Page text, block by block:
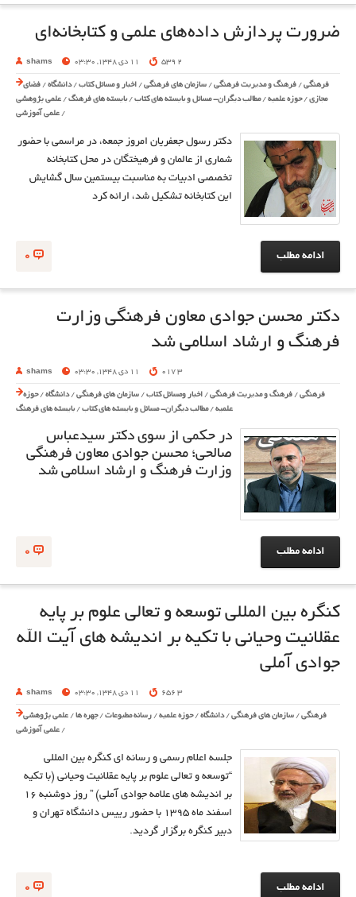
ضرورت پردازش داده‌های علمی و کتابخانه‌ای
shams 11 دی 1348, 03:30 2 539
فرهنگی / فرهنگ و مدیریت فرهنگی / سازمان های فرهنگی / اخبار و مسائل کتاب /دانشگاه / فضای
مجازی /حوزه علمیه /مطالب دیگران- مسائل و بایسته های کتاب /بایسته های فرهنگ / علمی پژوهشی
/ علمی آموزشی
دکتر رسول جعفریان امروز جمعه، در مراسمی با حضور
شماری از عالمان و فرهیختگان در محل کتابخانه
تخصصی ادبیات به مناسبت بیستمین سال گشایش
این کتابخانه تشکیل شد، ارائه کرد
0 ادامه مطلب
دکتر محسن جوادی معاون فرهنگی وزارت
فرهنگ و ارشاد اسلامی شد
shams 11 دی 1348, 03:30 3 017
فرهنگی / فرهنگ و مدیریت فرهنگی / اخبار ومسائل کتاب / سازمان های فرهنگی /دانشگاه /حوزه
علمیه /مطالب دیگران- مسائل و بایسته های کتاب /بایسته های فرهنگ
در حکمی از سوی دکتر سیدعباس
صالحی؛ محسن جوادی معاون فرهنگی
وزارت فرهنگ و ارشاد اسلامی شد
0 ادامه مطلب
کنگره بین المللی توسعه و تعالی علوم بر پایه
عقلانیت وحیانی با تکیه بر اندیشه های آیت الله
جوادی آملی
shams 11 دی 1348, 03:30 3 656
فرهنگی / سازمان های فرهنگی /دانشگاه /حوزه علمیه / رسانه مطبوعات /چهره ها / علمی پژوهشی
/ علمی آموزشی
جلسه اعلام رسمی و رسانه ای کنگره بین المللی
“توسعه و تعالی علوم بر پایه عقلانیت وحیانی (با تکیه
بر اندیشه های علامه جوادی آملی) ” روز دوشنبه 16
اسفند ماه 1395 با حضور رییس دانشگاه تهران و
دبیر کنگره برگزار گردید.
0 ادامه مطلب